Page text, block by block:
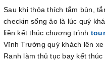
Sau khi thỏa thích tắm bùn,
checkin sống ảo là lúc quý
liền kết thúc chương trình
Vĩnh Trường quý khách lên
Ranh làm thủ tục bay kết